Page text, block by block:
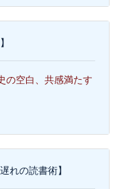
の空白、共感満たす
れの読書術】